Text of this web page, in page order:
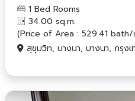
1 Bed Rooms
34.00 sq.m.
(Price of Area : 529.41 bath/
สุขุมวิท, บางนา, บางนา, กรุง